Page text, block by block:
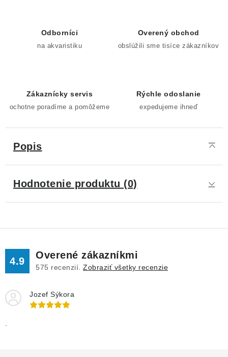
Odborníci
na akvaristiku
Overený obchod
obslúžili sme tisíce zákazníkov
Zákaznícky servis
ochotne poradíme a pomôžeme
Rýchle odoslanie
expedujeme ihneď
Popis
Hodnotenie produktu (0)
4.9
Overené zákazníkmi
575 recenzií. Zobraziť všetky recenzie
Jozef Sýkora